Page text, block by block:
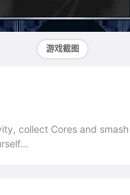
游戏截图
collect Cores and